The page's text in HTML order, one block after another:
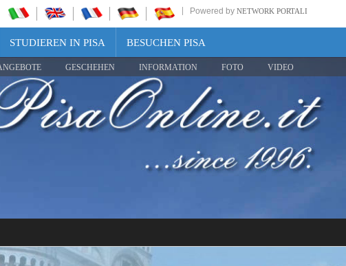
Powered by NETWORK PORTALI
STUDIEREN IN PISA BESUCHEN PISA
GESCHEHEN INFORMATION FOTO VIDEO
Share